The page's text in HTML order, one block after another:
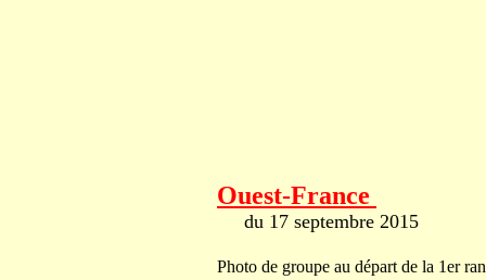
Ouest-France
du 17 septembre 2015
Photo de groupe au départ de la 1er